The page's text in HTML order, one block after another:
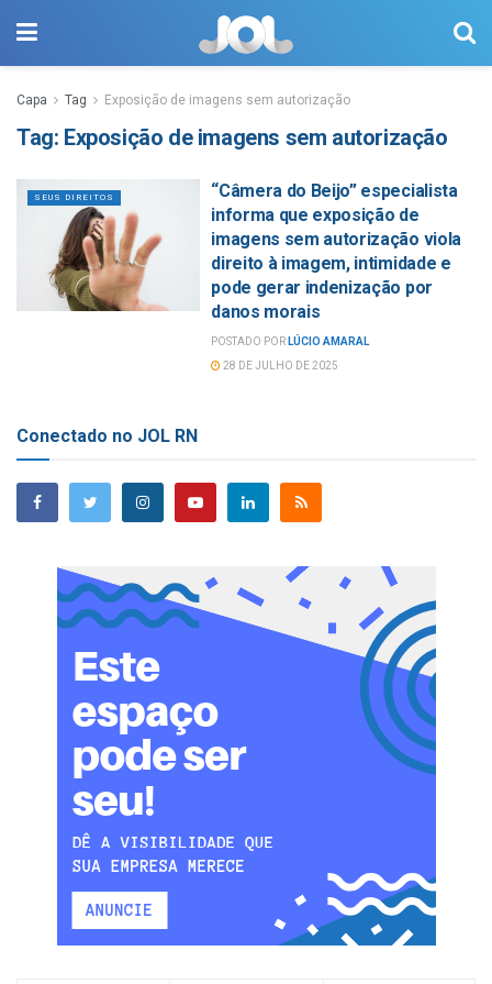
Capa Tag Exposição de imagens sem autorização
Tag: Exposição de imagens sem autorização
SEUS DIREITOS
“Câmera do Beijo” especialista
informa que exposição de
imagens sem autorização viola
direito à imagem, intimidade e
pode gerar indenização por
danos morais
POSTADO POR LÚCIO AMARAL
28 DE JULHO DE 2025
Conectado no JOL RN